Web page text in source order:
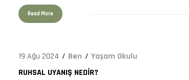
Read More
19 Ağu 2024 Ben
Yaşam Okulu
RUHSAL UYANIŞ NEDIR?